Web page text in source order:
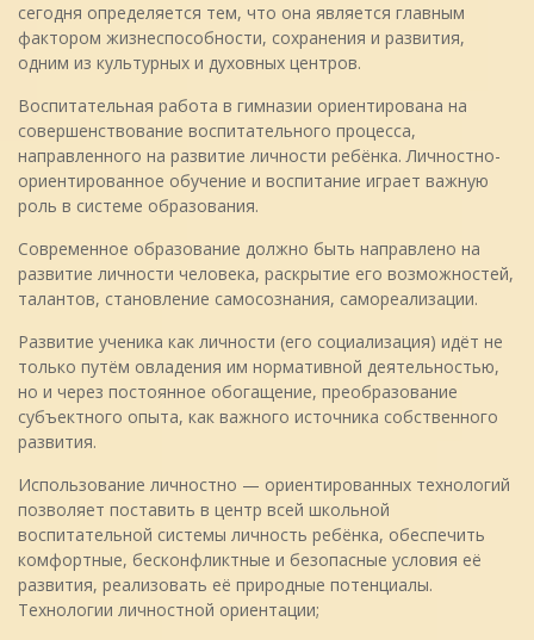
сегодня определяется тем, что она является главным
фактором жизнеспособности, сохранения и развития,
одним из культурных и духовных центров.
Воспитательная работа в гимназии ориентирована на
совершенствование воспитательного процесса,
направленного на развитие личности ребёнка. Личностно-
ориентированное обучение и воспитание играет важную
роль в системе образования.
Современное образование должно быть направлено на
развитие личности человека, раскрытие его возможностей,
талантов, становление самосознания, самореализации.
Развитие ученика как личности (его социализация) идёт не
только путём овладения им нормативной деятельностью,
но и через постоянное обогащение, преобразование
субъектного опыта, как важного источника собственного
развития.
Использование личностно — ориентированных технологий
позволяет поставить в центр всей школьной
воспитательной системы личность ребёнка, обеспечить
комфортные, бесконфликтные и безопасные условия её
развития, реализовать её природные потенциалы.
Технологии личностной ориентации;